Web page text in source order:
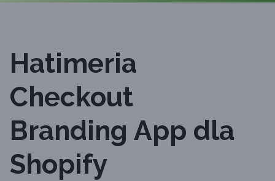
Hatimeria
Checkout
Branding App dla
Shopify